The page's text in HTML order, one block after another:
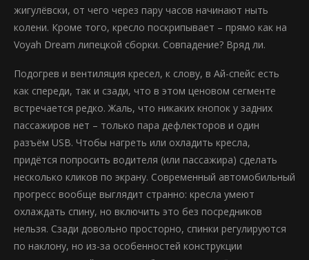
жигулёвски, от чего через пару часов начинают ныть
колени. Кроме того, кресло поскрипывает – прямо как на
Voyah Dream липецкой сборки. Совпадение? Вряд ли.
Подогрев и вентиляция кресел, к слову, в Ай-спейс есть
как спереди, так и сзади, что в этом ценовом сегменте
встречается редко. Жаль, что никаких кнопок у задних
пассажиров нет – только пара дефлекторов и один
разъём USB. Чтобы нагреть или охладить кресла,
придётся попросить водителя (или пассажира) сделать
несколько кликов по экрану. Современный автомобильный
прогресс вообще выглядит странно: кресла умеют
охлаждать спину, но включить это без посредников
нельзя. Сзади довольно просторно, спинки регулируются
по наклону, но из-за особенностей конструкции